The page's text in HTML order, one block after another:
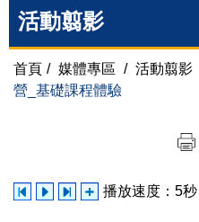
活動翦影
首頁 / 媒體專區 / 活動翦影
營_基礎課程體驗
播放速度： 5秒